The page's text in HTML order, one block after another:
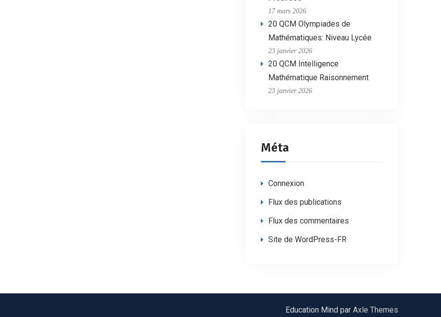
17 mars 2026
20 QCM Olympiades de
Mathématiques: Niveau Lycée
23 janvier 2026
20 QCM Intelligence
Mathématique Raisonnement
23 janvier 2026
Méta
Connexion
Flux des publications
Flux des commentaires
Site de WordPress-FR
Education Mind par Axle Themes